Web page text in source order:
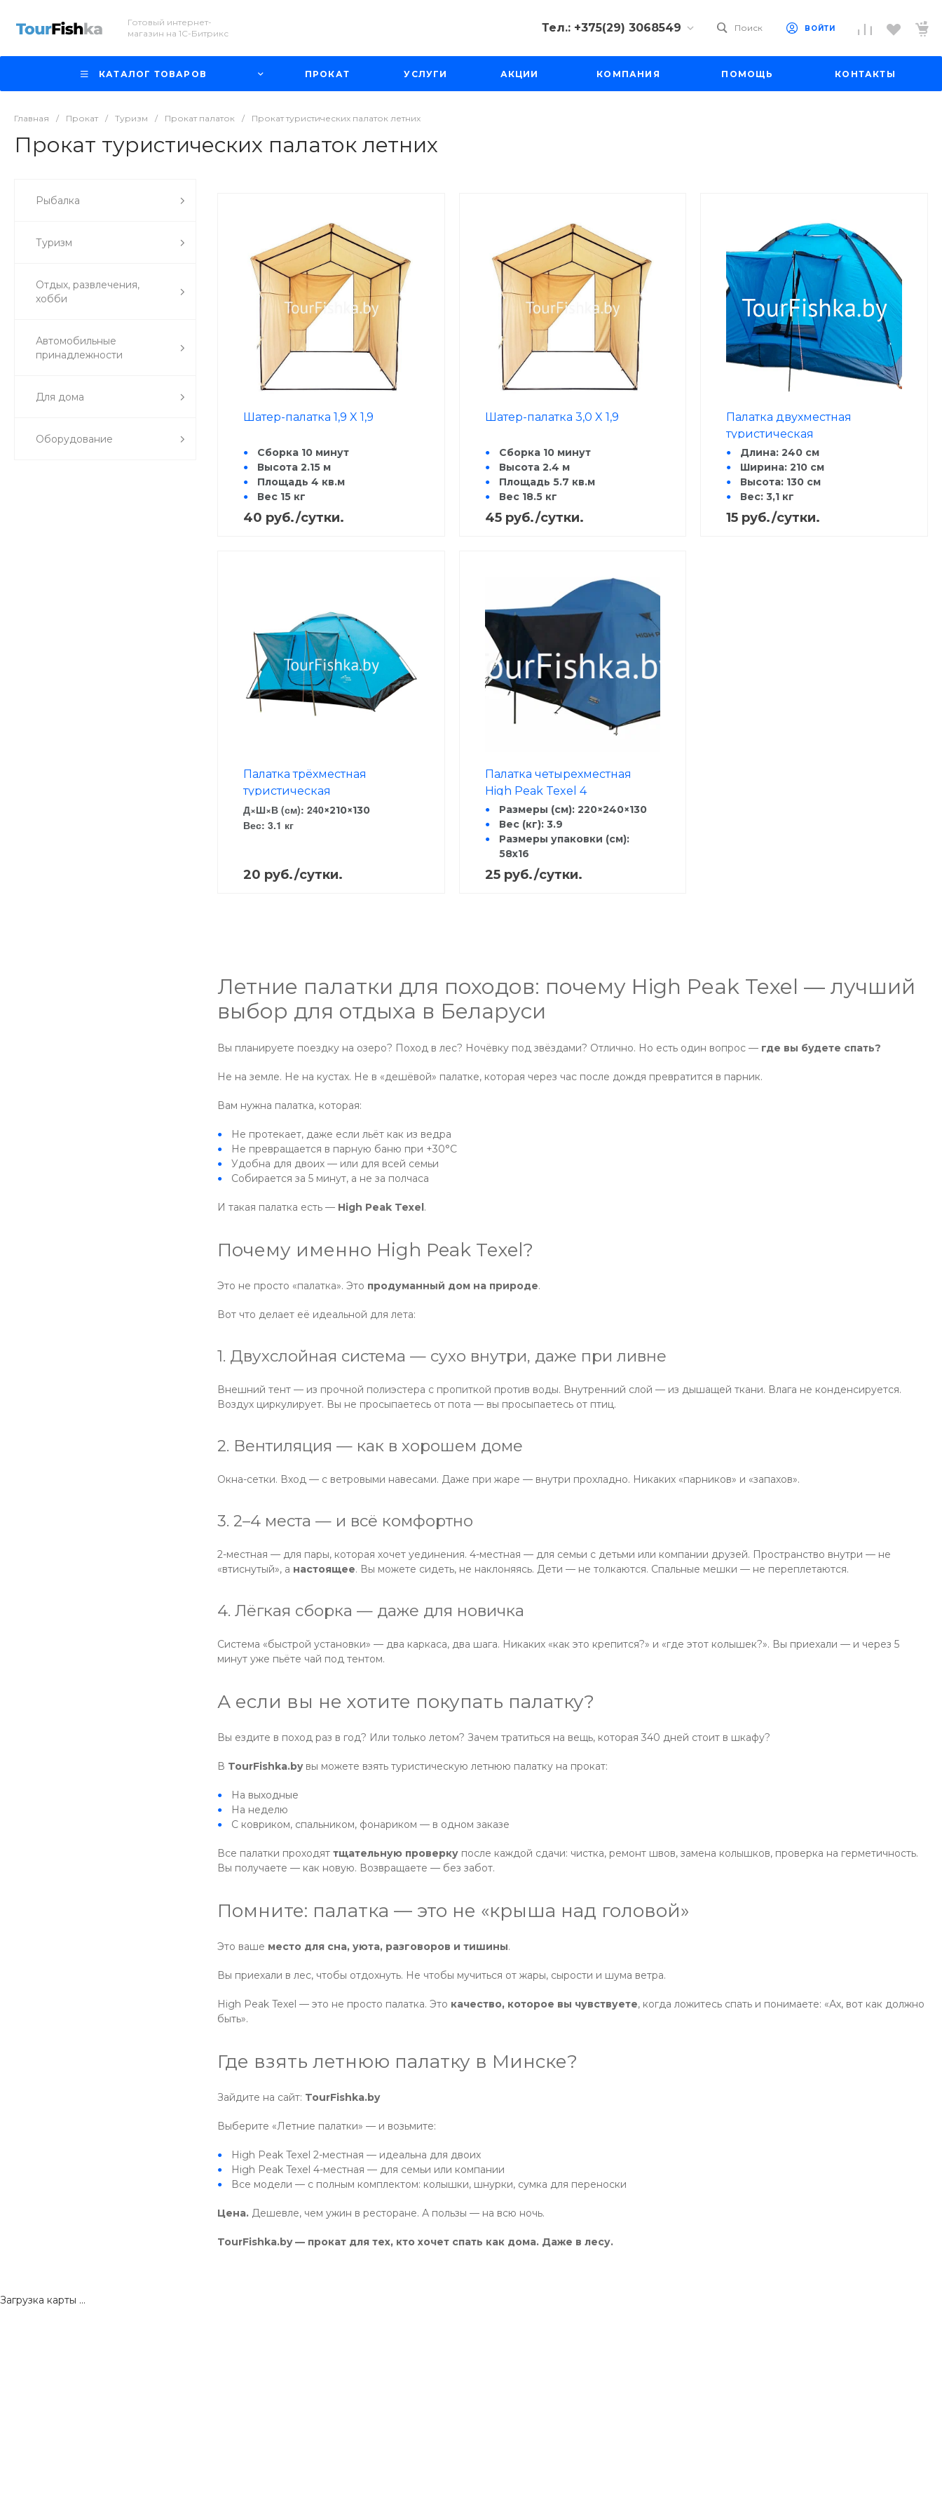
Готовый интернет-
магазин на 1С-Битрикс
Тел.: +375(29) 3068549
Минск, Пр-д
Поиск ВОЙТИ
КАТАЛОГ ТОВАРОВ ПРОКАТ УСЛУГИ АКЦИИ КОМПАНИЯ ПОМОЩЬ КОНТАКТЫ
Главная / Прокат / Туризм / Прокат палаток / Прокат туристических палаток летних
Прокат туристических палаток летних
Рыбалка
Туризм
Отдых, развлечения,
хобби
Автомобильные
принадлежности
Для дома
Оборудование
Шатер-палатка 1,9 X 1,9
Сборка 10 минут
Высота 2.15 м
Площадь 4 кв.м
Вес 15 кг
Транспортировочная длина
129 см
40 руб./сутки.
Шатер-палатка 3,0 X 1,9
Сборка 10 минут
Высота 2.4 м
Площадь 5.7 кв.м
Вес 18.5 кг
Транспортировочная длина
130 см
45 руб./сутки.
Палатка двухместная
туристическая
Длина: 240 см
Ширина: 210 см
Высота: 130 см
Вес: 3,1 кг
15 руб./сутки.
Палатка трёхместная
туристическая
Д×Ш×В (см): 240×210×130
Вес: 3.1 кг
20 руб./сутки.
Палатка четырехместная
High Peak Texel 4
Размеры (см): 220×240×130
Вес (кг): 3.9
Размеры упаковки (см):
58x16
25 руб./сутки.
Летние палатки для походов: почему High Peak Texel — лучший
выбор для отдыха в Беларуси
Вы планируете поездку на озеро? Поход в лес? Ночёвку под звёздами? Отлично. Но есть один вопрос — где вы будете спать?
Не на земле. Не на кустах. Не в «дешёвой» палатке, которая через час после дождя превратится в парник.
Вам нужна палатка, которая:
Не протекает, даже если льёт как из ведра
Не превращается в парную баню при +30°C
Удобна для двоих — или для всей семьи
Собирается за 5 минут, а не за полчаса
И такая палатка есть — High Peak Texel .
Почему именно High Peak Texel?
Это не просто «палатка». Это продуманный дом на природе.
Вот что делает её идеальной для лета:
1. Двухслойная система — сухо внутри, даже при ливне
Внешний тент — из прочной полиэстера с пропиткой против воды. Внутренний слой — из дышащей ткани. Влага не конденсируется.
Воздух циркулирует. Вы не просыпаетесь от пота — вы просыпаетесь от птиц.
2. Вентиляция — как в хорошем доме
Окна-сетки. Вход — с ветровыми навесами. Даже при жаре — внутри прохладно. Никаких «парников» и «запахов».
3. 2–4 места — и всё комфортно
2-местная — для пары, которая хочет уединения. 4-местная — для семьи с детьми или компании друзей. Пространство внутри — не
«втиснутый», а настоящее. Вы можете сидеть, не наклоняясь. Дети — не толкаются. Спальные мешки — не переплетаются.
4. Лёгкая сборка — даже для новичка
Система «быстрой установки» — два каркаса, два шага. Никаких «как это крепится?» и «где этот колышек?». Вы приехали — и через 5
минут уже пьёте чай под тентом.
А если вы не хотите покупать палатку?
Вы ездите в поход раз в год? Или только летом? Зачем тратиться на вещь, которая 340 дней стоит в шкафу?
В TourFishka.byвы можете взять туристическую летнюю палатку на прокат:
На выходные
На неделю
С ковриком, спальником, фонариком — в одном заказе
Все палатки проходят тщательную проверку после каждой сдачи: чистка, ремонт швов, замена колышков, проверка на герметичность.
Вы получаете — как новую. Возвращаете — без забот.
Помните: палатка — это не «крыша над головой»
Это ваше место для сна, уюта, разговоров и тишины.
Вы приехали в лес, чтобы отдохнуть. Не чтобы мучиться от жары, сырости и шума ветра.
High Peak Texel — это не просто палатка. Это качество, которое вы чувствуете, когда ложитесь спать и понимаете: «Ах, вот как должно
быть».
Где взять летнюю палатку в Минске?
Зайдите на сайт: TourFishka.by
Выберите «Летние палатки» — и возьмите:
High Peak Texel 2-местная — идеальна для двоих
High Peak Texel 4-местная — для семьи или компании
Все модели — с полным комплектом: колышки, шнурки, сумка для переноски
Цена. Дешевле, чем ужин в ресторане. А пользы — на всю ночь.
TourFishka.by — прокат для тех, кто хочет спать как дома. Даже в лесу.
Загрузка карты ...